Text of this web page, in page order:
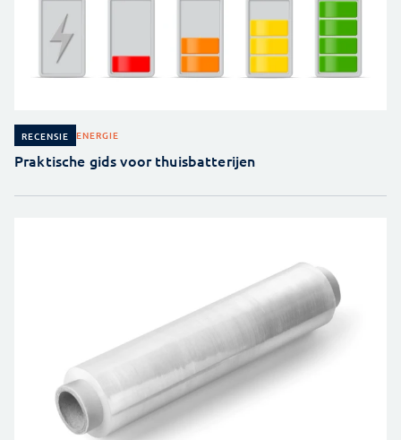
RECENSIE ENERGIE
Praktische gids voor thuisbatterijen